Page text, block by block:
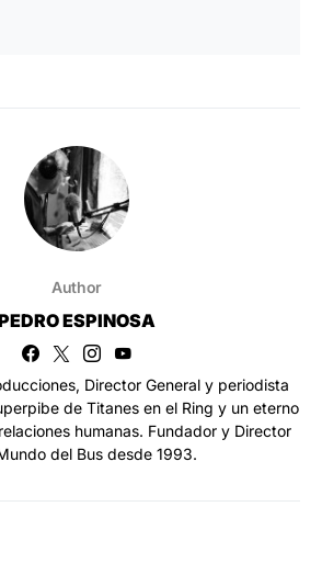
Author
ESPINOSA
Director General y periodista
de Titanes en el Ring y un eterno
humanas. Fundador y Director
del Bus desde 1993.